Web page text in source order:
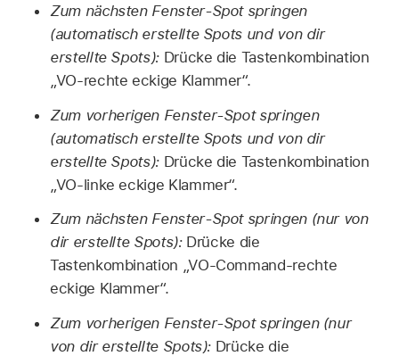
Zum nächsten Fenster-Spot springen
(automatisch erstellte Spots und von dir
erstellte Spots):Drücke die Tastenkombination
„VO-rechte eckige Klammer“.
Zum vorherigen Fenster-Spot springen
(automatisch erstellte Spots und von dir
erstellte Spots):Drücke die Tastenkombination
„VO-linke eckige Klammer“.
Zum nächsten Fenster-Spot springen (nur von
dir erstellte Spots):Drücke die
Tastenkombination „VO-Command-rechte
eckige Klammer“.
Zum vorherigen Fenster-Spot springen (nur
von dir erstellte Spots): Drücke die